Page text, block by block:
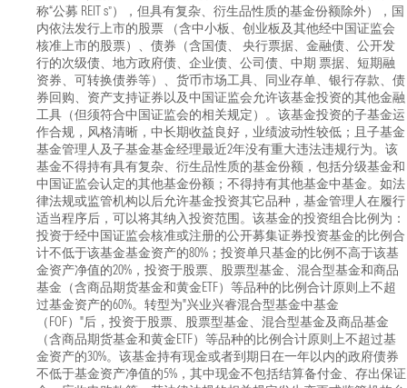
称“公募 REIT s”），但具有复杂、衍生品性质的基金份额除外），国
内依法发行上市的股票 （含中小板、创业板及其他经中国证监会
核准上市的股票）、债券（含国债、 央行票据、金融债、公开发
行的次级债、地方政府债、企业债、公司债、中期 票据、短期融
资券、可转换债券等）、货币市场工具、同业存单、银行存款、债
券回购、资产支持证券以及中国证监会允许该基金投资的其他金融
工具（但须符合中国证监会的相关规定）。该基金投资的子基金运
作合规，风格清晰，中长期收益良好，业绩波动性较低；且子基金
基金管理人及子基金基金经理最近2年没有重大违法违规行为。该
基金不得持有具有复杂、衍生品性质的基金份额，包括分级基金和
中国证监会认定的其他基金份额；不得持有其他基金中基金。如法
律法规或监管机构以后允许基金投资其它品种，基金管理人在履行
适当程序后，可以将其纳入投资范围。该基金的投资组合比例为：
投资于经中国证监会核准或注册的公开募集证券投资基金的比例合
计不低于该基金基金资产的80%；投资单只基金的比例不高于该基
金资产净值的20%，投资于股票、股票型基金、混合型基金和商品
基金（含商品期货基金和黄金ETF）等品种的比例合计原则上不超
过基金资产的60%。转型为"兴业兴睿混合型基金中基金
（FOF）"后，投资于股票、股票型基金、混合型基金及商品基金
（含商品期货基金和黄金ETF）等品种的比例合计原则上不超过基
金资产的30%。该基金持有现金或者到期日在一年以内的政府债券
不低于基金资产净值的5%，其中现金不包括结算备付金、存出保证